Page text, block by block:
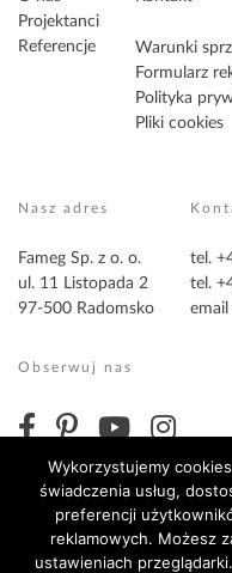
Projektanci
Referencje
Warunki
Formularz
Polityka
Pliki cookies
Nasz adres
Fameg Sp. z o. o.
ul. 11 Listopada 2
97-500 Radomsko
tel.
tel.
email
Obserwuj nas
Wykorzystujemy
świadczenia usług,
preferencji
reklamowych. Możesz
ustawieniach